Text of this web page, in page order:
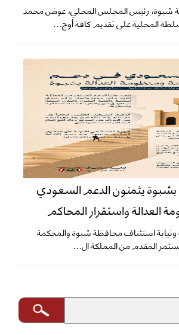
شبوة، رئيس المجلس المحلي، عوض محمد
المحلية على تقديم كافة أوج...
بشبوة يثمنون الدعم السعودي
العدالة واستقرار المحاكم
استئناف محافظة شبوة والمحكمة
المقدم من المملكة ال...